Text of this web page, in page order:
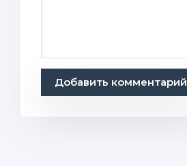
Добавить комментарий